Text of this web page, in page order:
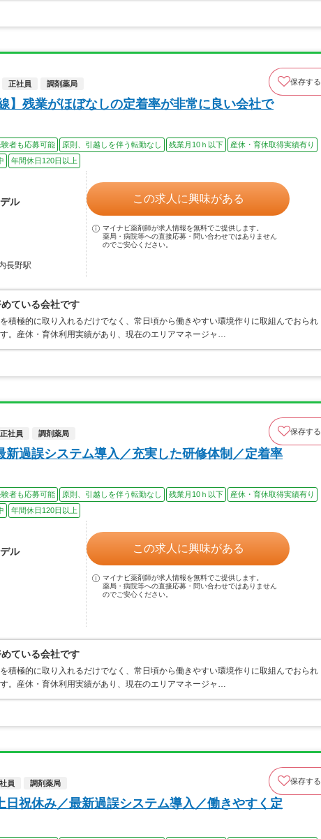
正社員 調剤薬局 保存する
】残業がほぼなしの定着率が非常に良い会社で
験者も応募可能 原則、引越しを伴う転勤なし 残業月10ｈ以下
産休・育休取得実績有り
年間休日120日以上
ル
長野駅
この求人に興味がある
マイナビ薬剤師が求人情報を無料でご提供します。
薬局・病院等への直接応募・問い合わせではありません
のでご安心ください。
ている会社です
積極的に取り入れるだけでなく、常日頃から働きやすい環境作りに取組んでおられ
。産休・育休利用実績があり、現在のエリアマネージャ…
正社員 調剤薬局 保存する
新過誤システム導入／充実した研修体制／定着率
験者も応募可能 原則、引越しを伴う転勤なし 残業月10ｈ以下
産休・育休取得実績有り
年間休日120日以上
ル
この求人に興味がある
マイナビ薬剤師が求人情報を無料でご提供します。
薬局・病院等への直接応募・問い合わせではありません
のでご安心ください。
ている会社です
積極的に取り入れるだけでなく、常日頃から働きやすい環境作りに取組んでおられ
。産休・育休利用実績があり、現在のエリアマネージャ…
員 調剤薬局 保存する
日祝休み／最新過誤システム導入／働きやすく定